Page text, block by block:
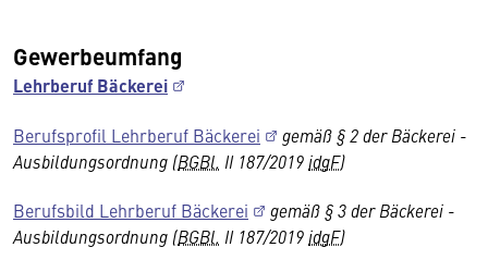
Gewerbeumfang
Lehrberuf Bäckerei
Berufsprofil Lehrberuf Bäckerei
gemäß § 2 der Bäckerei -
Ausbildungsordnung (BGBl. II 187/2019idgF)
Berufsbild Lehrberuf Bäckerei
gemäß § 3 der Bäckerei -
Ausbildungsordnung (BGBl. II 187/2019idgF)